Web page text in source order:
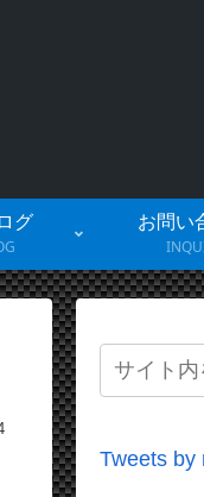
グ
お問い
Tweets by